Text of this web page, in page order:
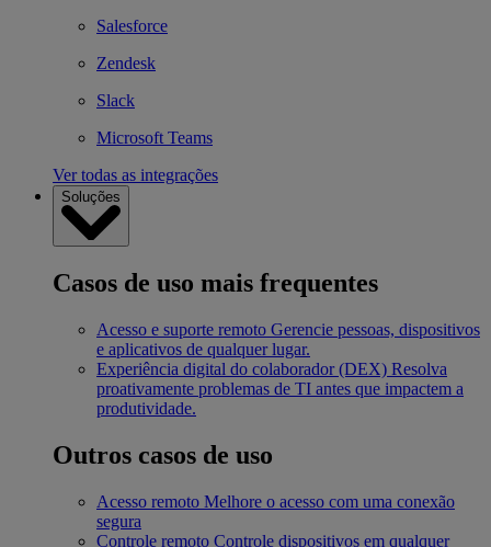
Salesforce
Zendesk
Slack
Microsoft Teams
Ver todas as integrações
Soluções
Casos de uso mais frequentes
Acesso e suporte remoto Gerencie pessoas, dispositivos
e aplicativos de qualquer lugar.
Experiência digital do colaborador (DEX) Resolva
proativamente problemas de TI antes que impactem a
produtividade.
Outros casos de uso
Acesso remoto Melhore o acesso com uma conexão
segura
Controle remoto Controle dispositivos em qualquer